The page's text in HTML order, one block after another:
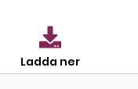
Ladda ner